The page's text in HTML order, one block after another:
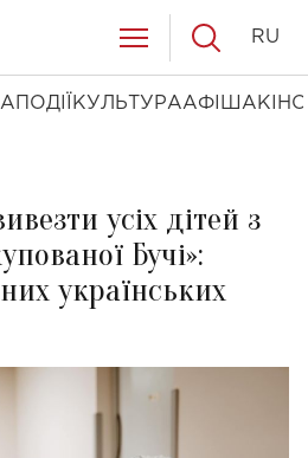
ПОДІЇ КУЛЬТУРААФІША КІНО
RU
усіх дітей з
Бучі»:
українських